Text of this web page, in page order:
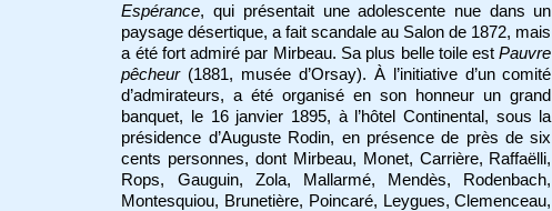
Espérance, qui présentait une adolescente nue dans un
paysage désertique, a fait scandale au Salon de 1872, mais
a été fort admiré par Mirbeau. Sa plus belle toile estPauvre
pêcheur (1881, musée d’Orsay). À l’initiative d’un comité
d’admirateurs, a été organisé en son honneur un grand
banquet, le 16 janvier 1895, à l’hôtel Continental, sous la
présidence d’Auguste Rodin, en présence de près de six
cents personnes, dont Mirbeau, Monet, Carrière, Raffaëlli,
Rops, Gauguin, Zola, Mallarmé, Mendès, Rodenbach,
Montesquiou, Brunetière, Poincaré, Leygues, Clemenceau,